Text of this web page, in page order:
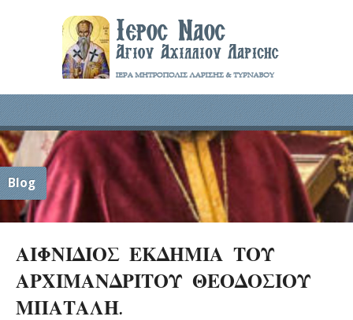
Blog
ΑΙΦΝΙΔΙΟΣ ΕΚΔΗΜΙΑ ΤΟΥ
ΑΡΧΙΜΑΝΔΡΙΤΟΥ ΘΕΟΔΟΣΙΟΥ
ΜΠΑΤΑΛΗ.